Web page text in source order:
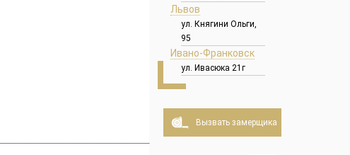
Львов
ул. Княгини Ольги,
95
Ивано-Франковск
ул. Ивасюка 21г
Вызвать замерщика